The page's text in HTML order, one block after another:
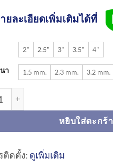
ยละเอียดเพิ่มเติมได้ที่
2" 2.5" 3" 3.5" 4"
า 1.5 mm. 2.3 mm. 3.2 mm.
หยิบใส่ตะกร้า
ติดตั้ง: ดูเพิ่มเติม